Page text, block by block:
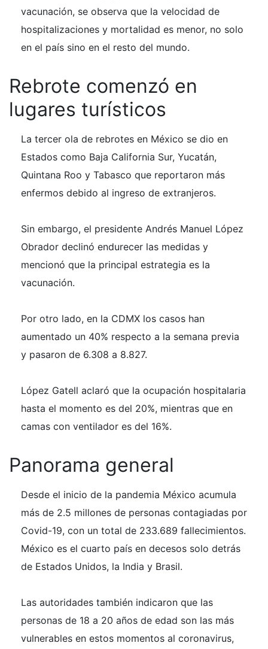
vacunación, se observa que la velocidad de
hospitalizaciones y mortalidad es menor, no solo
en el país sino en el resto del mundo.
Rebrote comenzó en
lugares turísticos
La tercer ola de rebrotes en México se dio en
Estados como Baja California Sur, Yucatán,
Quintana Roo y Tabasco que reportaron más
enfermos debido al ingreso de extranjeros.
Sin embargo, el presidente Andrés Manuel López
Obrador declinó endurecer las medidas y
mencionó que la principal estrategia es la
vacunación.
Por otro lado, en la CDMX los casos han
aumentado un 40% respecto a la semana previa
y pasaron de 6.308 a 8.827.
López Gatell aclaró que la ocupación hospitalaria
hasta el momento es del 20%, mientras que en
camas con ventilador es del 16%.
Panorama general
Desde el inicio de la pandemia México acumula
más de 2.5 millones de personas contagiadas por
Covid-19, con un total de 233.689 fallecimientos.
México es el cuarto país en decesos solo detrás
de Estados Unidos, la India y Brasil.
Las autoridades también indicaron que las
personas de 18 a 20 años de edad son las más
vulnerables en estos momentos al coronavirus,